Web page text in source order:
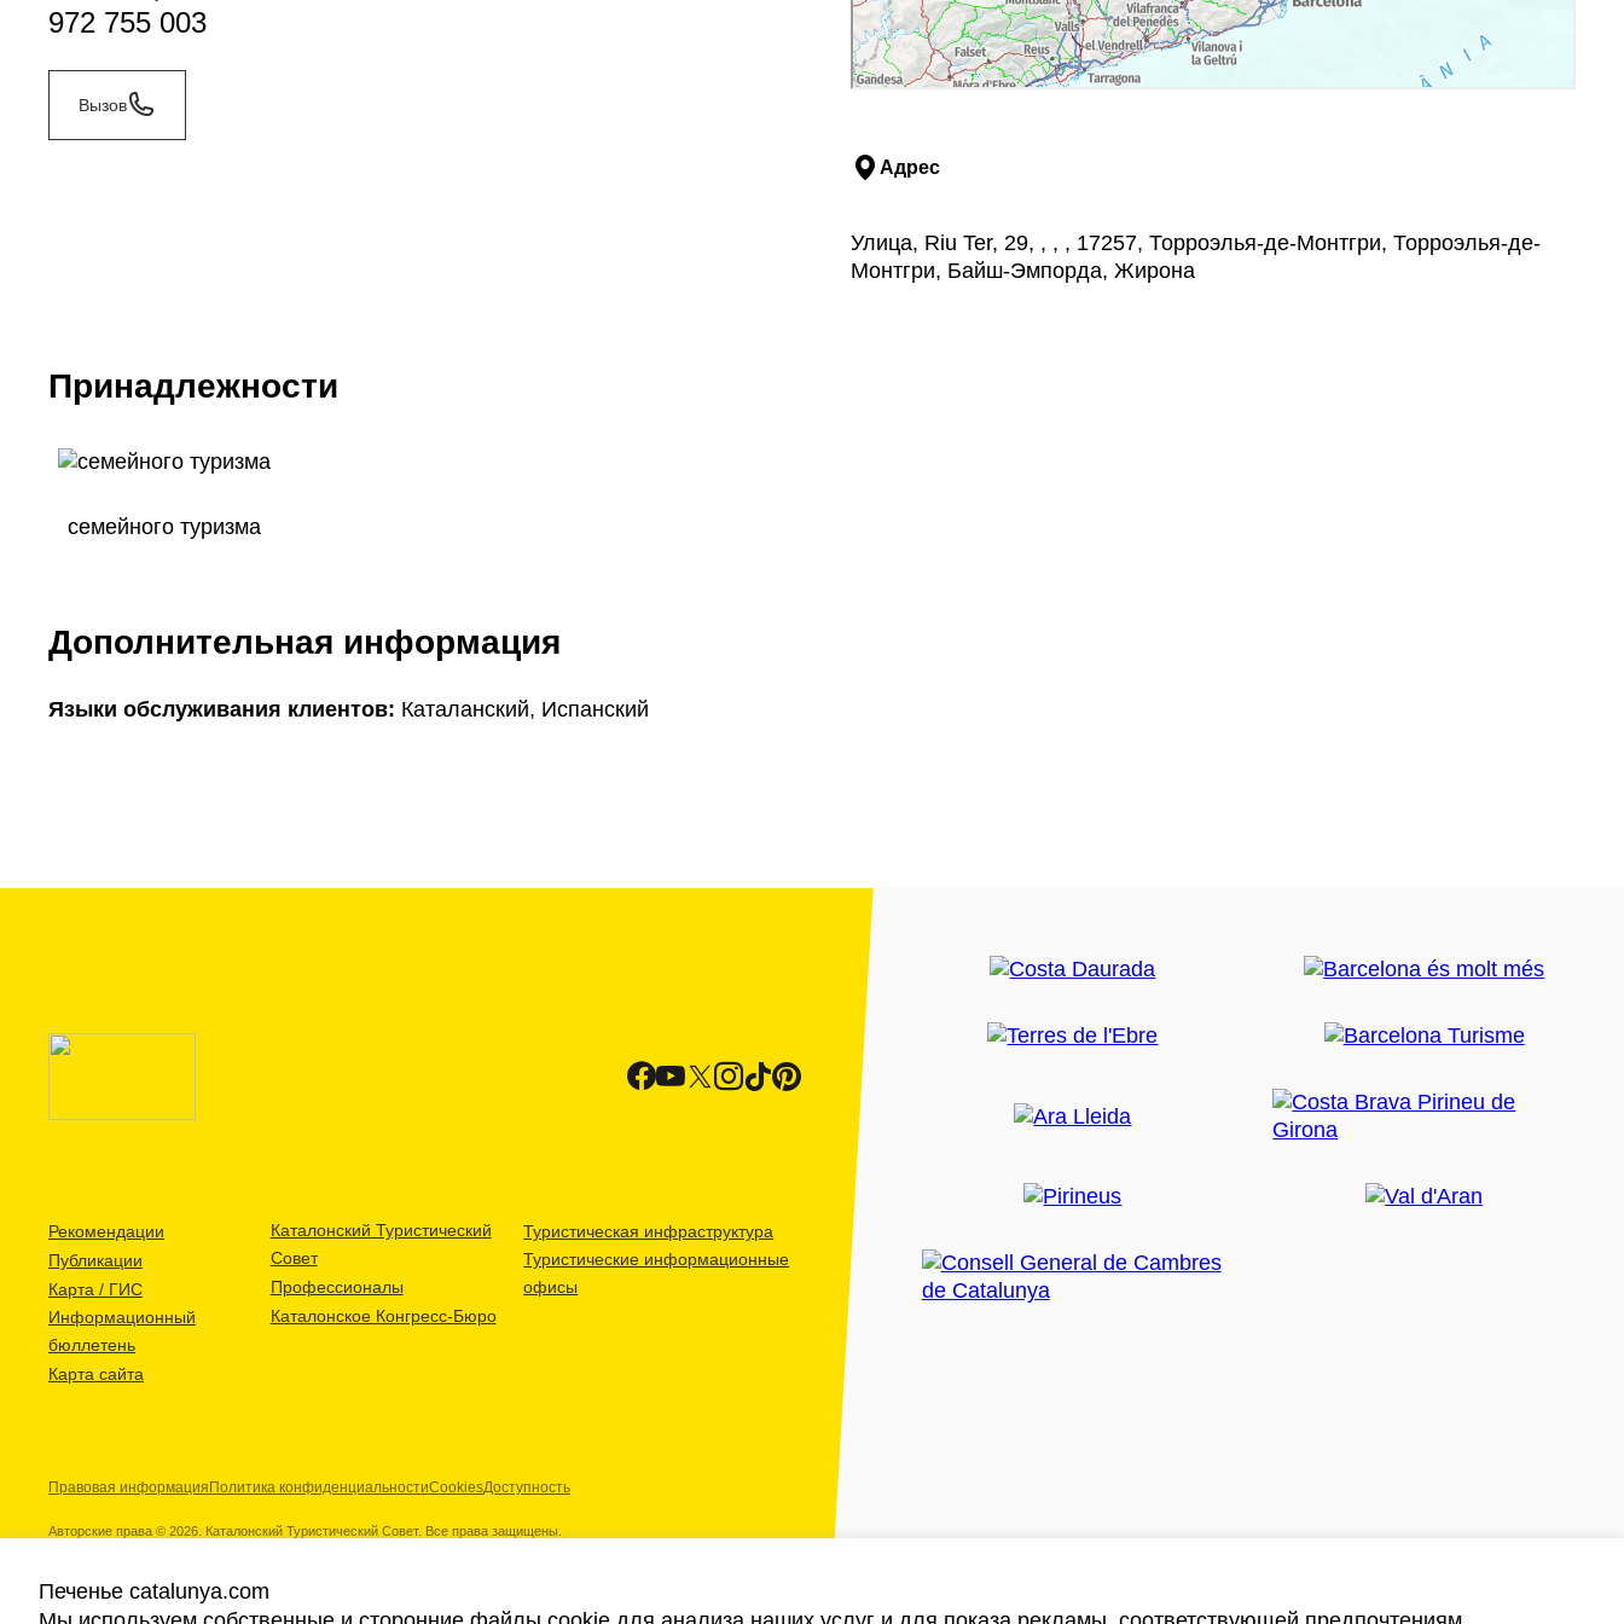
972 755 003
Вызов
Адрес
Улица, Riu Ter, 29, , , , 17257, Торроэлья-де-Монтгри, Торроэлья-де-
Монтгри, Байш-Эмпорда, Жирона
Принадлежности
семейного туризма
Дополнительная информация
Языки обслуживания клиентов: Каталанский, Испанский
Рекомендации
Публикации
Карта / ГИС
Информационный
бюллетень
Карта сайта
Каталонский Туристический
Совет
Профессионалы
Каталонское Конгресс-Бюро
Туристическая инфраструктура
Туристические информационные
офисы
Правовая информация Политика конфиденциальностиCookiesДоступность
Авторские права © 2026. Каталонский Туристический Совет. Все права защищены.
Печенье catalunya.com